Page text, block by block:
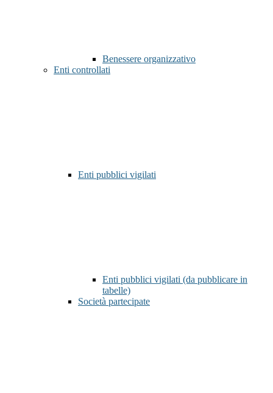
Benessere organizzativo
Enti controllati
Enti pubblici vigilati
Enti pubblici vigilati (da pubblicare in
tabelle)
Società partecipate